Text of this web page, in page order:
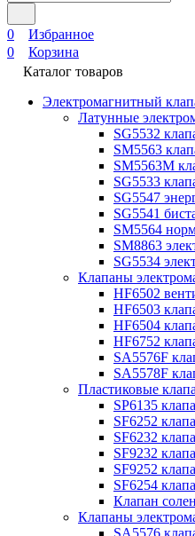
0
Избранное
0
Корзина
Каталог товаров
Электромагнитный
Латунные
SG5532
SM5563
SM5563M
SG5533
SG5547
SG5541
SM5564
SM8863
SG5534
Клапаны
HF6502
HF6503
HF6504
HF6752
SA5576F
SA5578F
Пластиковые
SP6135
SF6252
SF6232
SF9232
SF9252
SF6254
Клапан
Клапаны
SA5576